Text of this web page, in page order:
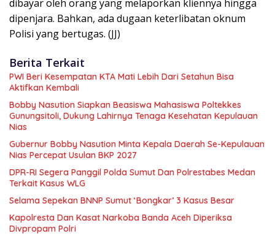
dibayar oleh orang yang melaporkan kliennya hingga
dipenjara. Bahkan, ada dugaan keterlibatan oknum
Polisi yang bertugas. (JJ)
Berita Terkait
PWI Beri Kesempatan KTA Mati Lebih Dari Setahun Bisa
Aktifkan Kembali
Bobby Nasution Siapkan Beasiswa Mahasiswa Poltekkes
Gunungsitoli, Dukung Lahirnya Tenaga Kesehatan Kepulauan
Nias
Gubernur Bobby Nasution Minta Kepala Daerah Se-Kepulauan
Nias Percepat Usulan BKP 2027
DPR-RI Segera Panggil Polda Sumut Dan Polrestabes Medan
Terkait Kasus WLG
Selama Sepekan BNNP Sumut ‘Bongkar’ 3 Kasus Besar
Kapolresta Dan Kasat Narkoba Banda Aceh Diperiksa
Divpropam Polri